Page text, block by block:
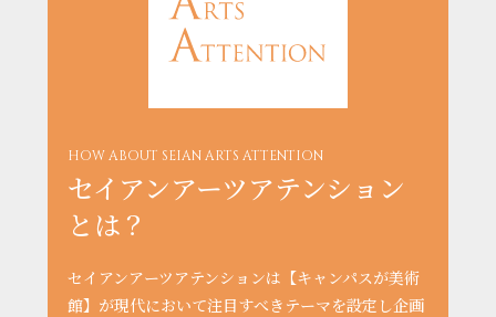
HOW ABOUT SEIAN ARTS ATTENTION
セイアンアーツアテンション
とは？
セイアンアーツアテンションは【キャンパスが美術
館】が現代において注目すべきテーマを設定し企画